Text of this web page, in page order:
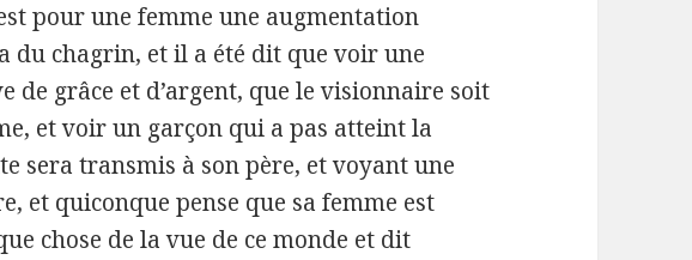
pour une femme une augmentation
du chagrin, et il a été dit que voir une
de grâce et d’argent, que le visionnaire soit
et voir un garçon qui a pas atteint la
sera transmis à son père, et voyant une
et quiconque pense que sa femme est
chose de la vue de ce monde et dit